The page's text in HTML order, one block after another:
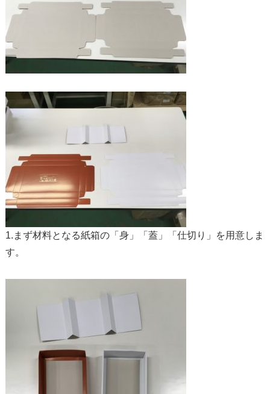
1.まず材料となる紙箱の「身」「蓋」「仕切り」を用意しま
す。